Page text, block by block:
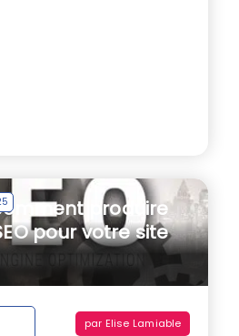
produire
pour votre site
par Elise Lamiable